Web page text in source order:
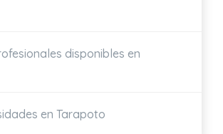
disponibles en
en Tarapoto